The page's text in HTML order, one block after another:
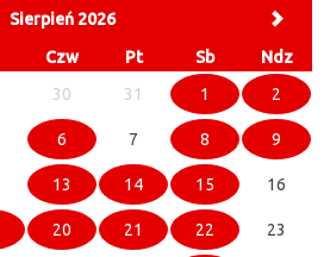
Sierpień 2026
Czw Pt Sb
Ndz
30 31 1 2
6 7 8 9
13 14 15 16
20 21 22 23